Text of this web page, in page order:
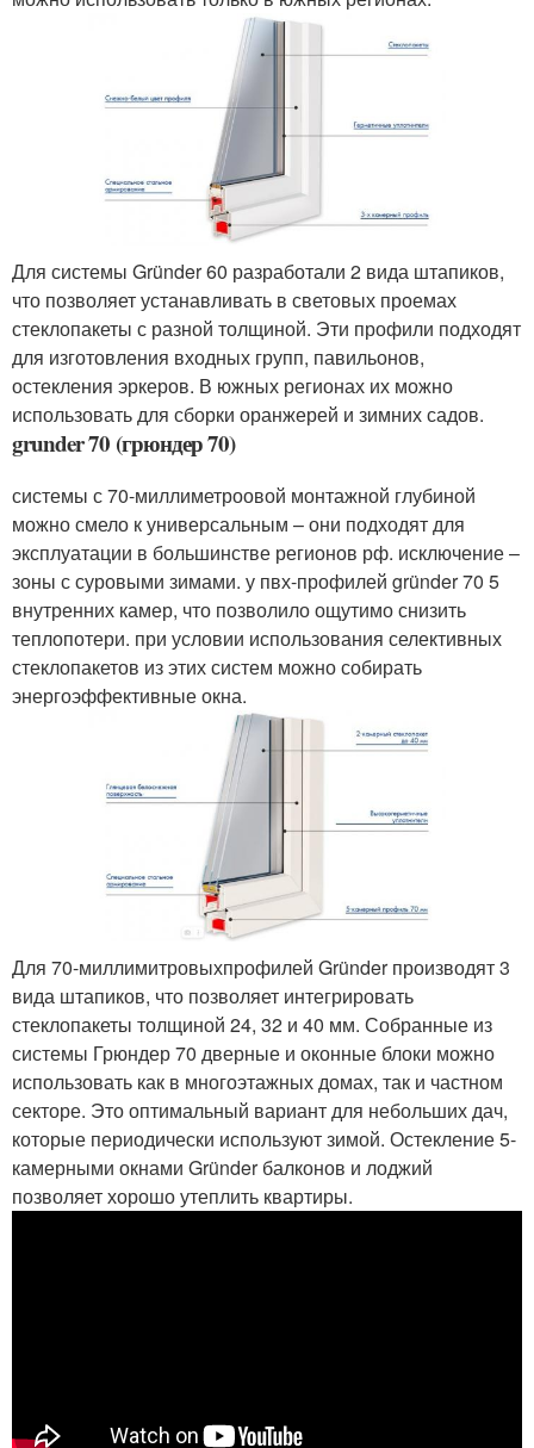
Для системы Gründer 60 разработали 2 вида штапиков,
что позволяет устанавливать в световых проемах
стеклопакеты с разной толщиной. Эти профили подходят
для изготовления входных групп, павильонов,
остекления эркеров. В южных регионах их можно
использовать для сборки оранжерей и зимних садов.
grunder 70 (грюндер 70)
системы с 70-миллиметроовой монтажной глубиной
можно смело к универсальным – они подходят для
эксплуатации в большинстве регионов рф. исключение –
зоны с суровыми зимами. у пвх-профилей gründer 70 5
внутренних камер, что позволило ощутимо снизить
теплопотери. при условии использования селективных
стеклопакетов из этих систем можно собирать
энергоэффективные окна.
Для 70-миллимитровыхпрофилей Gründer производят 3
вида штапиков, что позволяет интегрировать
стеклопакеты толщиной 24, 32 и 40 мм. Собранные из
системы Грюндер 70 дверные и оконные блоки можно
использовать как в многоэтажных домах, так и частном
секторе. Это оптимальный вариант для небольших дач,
которые периодически используют зимой. Остекление 5-
камерными окнами Gründer балконов и лоджий
позволяет хорошо утеплить квартиры.